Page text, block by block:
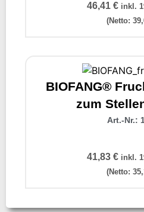
46,41 € inkl.
(Netto:
BIOFANG®
zum
Art.-Nr.:
41,83 € inkl.
(Netto: